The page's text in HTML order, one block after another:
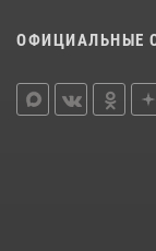
ОФИЦИАЛЬНЫЕ